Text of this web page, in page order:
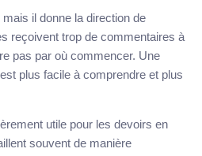
il donne la direction de
reçoivent trop de commentaires à
pas par où commencer. Une
plus facile à comprendre et plus
utile pour les devoirs en
souvent de manière